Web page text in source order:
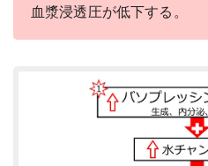
血漿浸透圧が低下する。